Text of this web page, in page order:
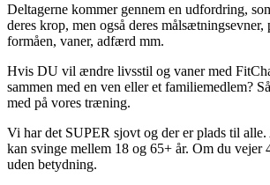
Deltagerne kommer gennem en udfordring,
deres krop, men også deres
formåen, vaner, adfærd mm.
Hvis DU vil ændre livsstil og vaner med
sammen med en ven eller et familiemedlem?
med på vores træning.
Vi har det SUPER sjovt og der er plads til
kan svinge mellem 18 og 65+ år. Om du vejer
uden betydning.